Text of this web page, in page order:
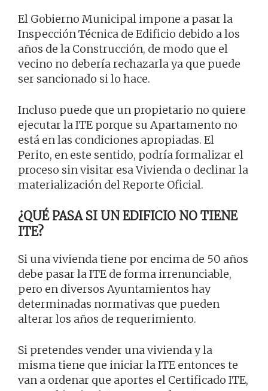
El Gobierno Municipal impone a pasar la
Inspección Técnica de Edificio debido a los
años de la Construcción, de modo que el
vecino no debería rechazarla ya que puede
ser sancionado si lo hace.
Incluso puede que un propietario no quiere
ejecutar la ITE porque su Apartamento no
está en las condiciones apropiadas. El
Perito, en este sentido, podría formalizar el
proceso sin visitar esa Vivienda o declinar la
materialización del Reporte Oficial.
¿QUÉ PASA SI UN EDIFICIO NO TIENE
ITE?
Si una vivienda tiene por encima de 50 años
debe pasar la ITE de forma irrenunciable,
pero en diversos Ayuntamientos hay
determinadas normativas que pueden
alterar los años de requerimiento.
Si pretendes vender una vivienda y la
misma tiene que iniciar la ITE entonces te
van a ordenar que aportes el Certificado ITE,